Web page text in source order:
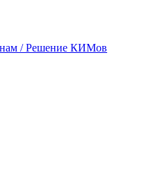
/ Решение КИМов